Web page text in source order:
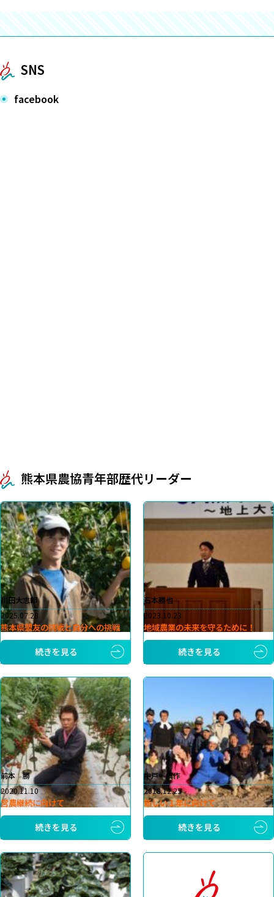
SNS
facebook
熊本県農協青年部歴代リーダー
川田大志郎
2025.07.28
熊本県盟友の挑戦と自分への挑戦
続きを見る
石本勝也
2023.10.23
地域農業の未来を守るために！
続きを見る
前本 勝
2020.11.10
営農継続に向けて
続きを見る
中戸 慎作
2018.12.25
新しい１年に向けて
続きを見る